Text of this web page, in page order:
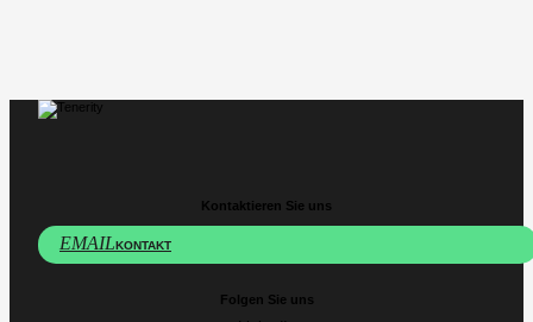
Kontaktieren Sie uns
EMAILKONTAKT
Folgen Sie uns